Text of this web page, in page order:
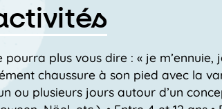
plus vous dire : « je m’ennuie,
chaussure à son pied avec la
ou plusieurs jours autour d’un